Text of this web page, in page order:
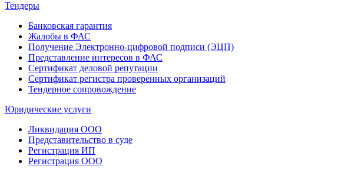
Тендеры
Банковская гарантия
Жалобы в ФАС
Получение Электронно-цифровой подписи (ЭЦП)
Представление интересов в ФАС
Сертификат деловой репутации
Сертификат регистра проверенных организаций
Тендерное сопровождение
Юридические услуги
Ликвидация ООО
Представительство в суде
Регистрация ИП
Регистрация ООО